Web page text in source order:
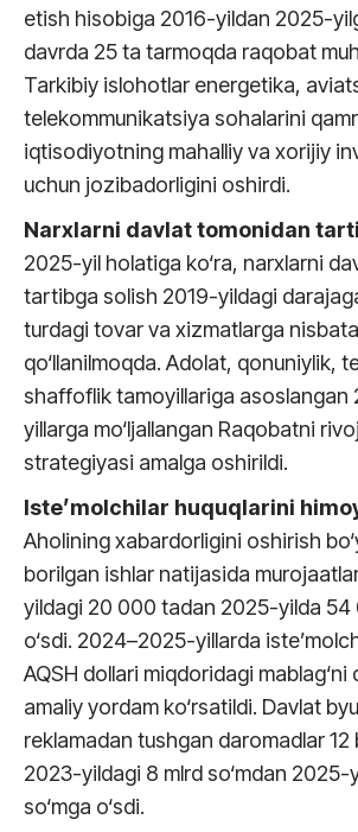
etish hisobiga 2016-yildan 2025-
davrda 25 ta tarmoqda raqobat
Tarkibiy islohotlar energetika,
telekommunikatsiya sohalarini
iqtisodiyotning mahalliy va xorijiy
uchun jozibadorligini oshirdi.
Narxlarni davlat tomonidan
2025-yil holatiga ko‘ra, narxlarni
tartibga solish 2019-yildagi
turdagi tovar va xizmatlarga
qo‘llanilmoqda. Adolat, qonuniylik,
shaffoflik tamoyillariga asoslangan
yillarga mo‘ljallangan Raqobatni
strategiyasi amalga oshirildi.
Iste’molchilar huquqlarini
Aholining xabardorligini oshirish
borilgan ishlar natijasida
yildagi 20 000 tadan 2025-yilda
o‘sdi. 2024–2025-yillarda
AQSH dollari miqdoridagi
amaliy yordam ko‘rsatildi. Davlat
reklamadan tushgan daromadlar 12
2023-yildagi 8 mlrd so‘mdan 2025-
so‘mga o‘sdi.